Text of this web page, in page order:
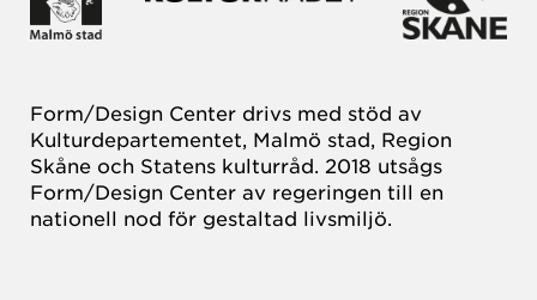
Form/Design Center drivs med stöd av
Kulturdepartementet, Malmö stad, Region
Skåne och Statens kulturråd. 2018 utsågs
Form/Design Center av regeringen till en
nationell nod för gestaltad livsmiljö.